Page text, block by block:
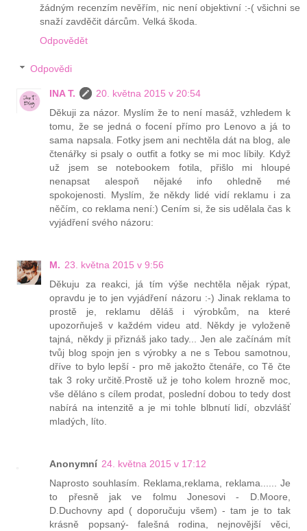
žádným recenzím nevěřím, nic není objektivní :-( všichni se
snaží zavděčit dárcům. Velká škoda.
Odpovědět
Odpovědi
INA T.
20. května 2015 v 20:54
Děkuji za názor. Myslím že to není masáž, vzhledem k
tomu, že se jedná o focení přímo pro Lenovo a já to
sama napsala. Fotky jsem ani nechtěla dát na blog, ale
čtenářky si psaly o outfit a fotky se mi moc líbily. Když
už jsem se notebookem fotila, přišlo mi hloupé
nenapsat alespoň nějaké info ohledně mé
spokojenosti. Myslím, že někdy lidé vidí reklamu i za
něčím, co reklama není:) Cením si, že sis udělala čas k
vyjádření svého názoru:
M. 23. května 2015 v 9:56
Děkuju za reakci, já tím výše nechtěla nějak rýpat,
opravdu je to jen vyjádření názoru :-) Jinak reklama to
prostě je, reklamu děláš i výrobkům, na které
upozorňuješ v každém videu atd. Někdy je vyloženě
tajná, někdy ji přiznáš jako tady... Jen ale začínám mít
tvůj blog spojn jen s výrobky a ne s Tebou samotnou,
dříve to bylo lepší - pro mě jakožto čtenáře, co Tě čte
tak 3 roky určitě.Prostě už je toho kolem hrozně moc,
vše děláno s cílem prodat, poslední dobou to tedy dost
nabírá na intenzitě a je mi tohle blbnutí lidí, obzvlášť
mladých, líto.
Anonymní 24. května 2015 v 17:12
Naprosto souhlasím. Reklama,reklama, reklama...... Je
to přesně jak ve folmu Jonesovi - D.Moore,
D.Duchovny apd ( doporučuju všem) - tam je to tak
krásně popsaný- falešná rodina, nejnovější věci,